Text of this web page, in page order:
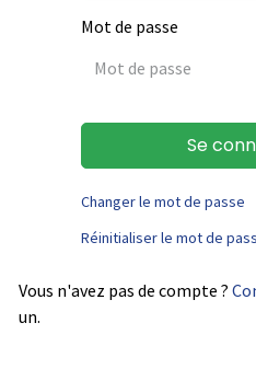
Mot de passe
Se
Changer le mot de passe
Réinitialiser le mot de
Vous n'avez pas de compte ?
un.